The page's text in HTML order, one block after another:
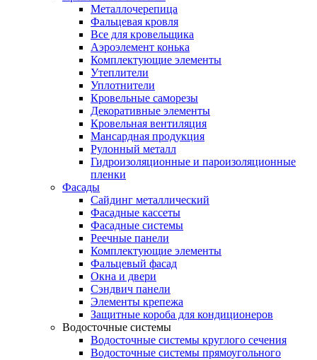
Металлочерепица
Фальцевая кровля
Все для кровельщика
Аэроэлемент конька
Комплектующие элементы
Утеплители
Уплотнители
Кровельные саморезы
Декоративные элементы
Кровельная вентиляция
Мансардная продукция
Рулонный металл
Гидроизоляционные и пароизоляционные
пленки
Фасады
Сайдинг металлический
Фасадные кассеты
Фасадные системы
Реечные панели
Комплектующие элементы
Фальцевый фасад
Окна и двери
Сэндвич панели
Элементы крепежа
Защитные короба для кондиционеров
Водосточные системы
Водосточные системы круглого сечения
Водосточные системы прямоугольного